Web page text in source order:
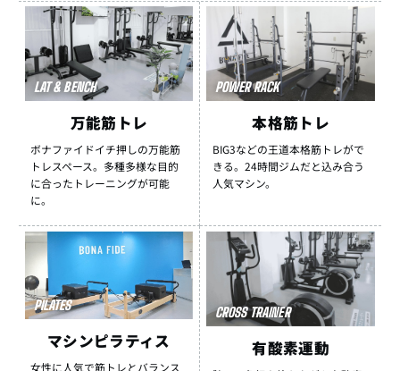
LAT & BENCH
万能筋トレ
ボナファイドイチ押しの万能筋
トレスペース。多種多様な目的
に合ったトレーニングが可能
に。
POWER RACK
本格筋トレ
BIG3などの王道本格筋トレがで
きる。24時間ジムだと込み合う
人気マシン。
PILATES
マシンピラティス
女性に人気で筋トレとバランス
CROSS TRAINER
有酸素運動